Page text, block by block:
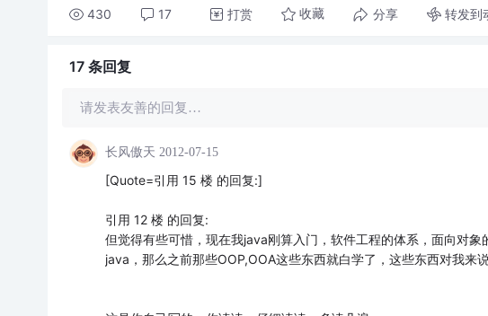
430 17 打赏 收藏 分享 转发到
17 条回复
请发表友善的回复…
长风傲天 2012-07-15
[Quote=引用 15 楼 的回复:]
引用 12 楼 的回复:
但觉得有些可惜，现在我java刚算入门，软件工程的体系，面向对
java，那么之前那些OOP,OOA这些东西就白学了，这些东西对我来